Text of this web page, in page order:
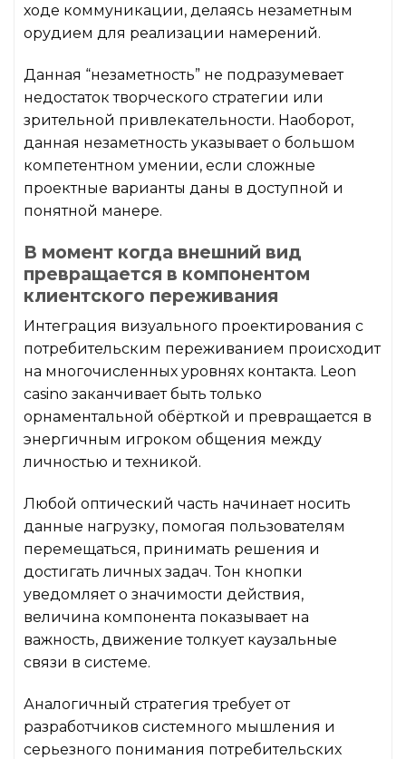
ходе коммуникации, делаясь незаметным
орудием для реализации намерений.
Данная “незаметность” не подразумевает
недостаток творческого стратегии или
зрительной привлекательности. Наоборот,
данная незаметность указывает о большом
компетентном умении, если сложные
проектные варианты даны в доступной и
понятной манере.
В момент когда внешний вид
превращается в компонентом
клиентского переживания
Интеграция визуального проектирования с
потребительским переживанием происходит
на многочисленных уровнях контакта. Leon
casino заканчивает быть только
орнаментальной обёрткой и превращается в
энергичным игроком общения между
личностью и техникой.
Любой оптический часть начинает носить
данные нагрузку, помогая пользователям
перемещаться, принимать решения и
достигать личных задач. Тон кнопки
уведомляет о значимости действия,
величина компонента показывает на
важность, движение толкует каузальные
связи в системе.
Аналогичный стратегия требует от
разработчиков системного мышления и
серьезного понимания потребительских